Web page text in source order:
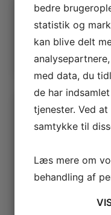
Mere
Udskriftsvenlig
Hvad henviser
Seneste
Estvadgaard
Hotel Jylland
27. juli 2026
bedre
statistik og
kan blive delt
med data, du
de har
tjenester. Ved
samtykke til
Læs mere om
behandling af